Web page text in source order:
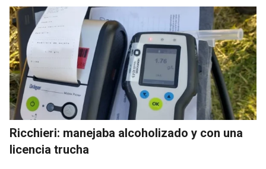
Ricchieri: manejaba alcoholizado y con una
licencia trucha